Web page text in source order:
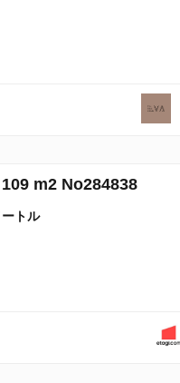
m2 No284838
トル